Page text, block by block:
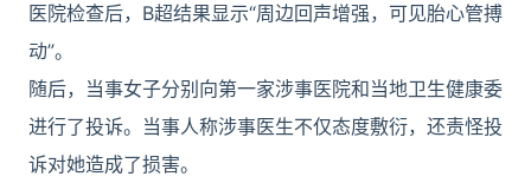
医院检查后，B超结果显示“周边回声增强，可见胎心管搏
动”。
随后，当事女子分别向第一家涉事医院和当地卫生健康委
进行了投诉。当事人称涉事医生不仅态度敷衍，还责怪投
诉对她造成了损害。